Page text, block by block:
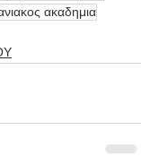
ακαδημια